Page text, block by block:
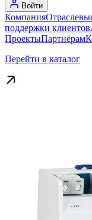
Войти
Компания
поддержки клиентов
ПроектыПартнёрам
Перейти в каталог